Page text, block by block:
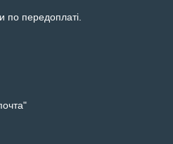
по передоплаті.